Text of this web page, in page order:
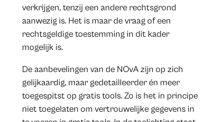
verkrijgen, tenzij een andere rechtsgrond
aanwezig is. Het is maar de vraag of een
rechtsgeldige toestemming in dit kader
mogelijk is.
De aanbevelingen van de NOvA zijn op zich
gelijkaardig, maar gedetailleerder én meer
toegespitst op gratis tools. Zo is het in principe
niet toegelaten om vertrouwelijke gegevens in